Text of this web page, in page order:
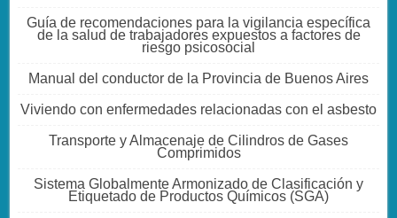
Guía de recomendaciones para la vigilancia específica
de la salud de trabajadores expuestos a factores de
riesgo psicosocial
Manual del conductor de la Provincia de Buenos Aires
Viviendo con enfermedades relacionadas con el asbesto
Transporte y Almacenaje de Cilindros de Gases
Comprimidos
Sistema Globalmente Armonizado de Clasificación y
Etiquetado de Productos Químicos (SGA)